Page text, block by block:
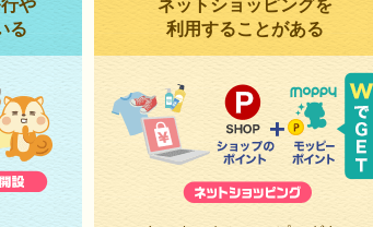
や
る
ネットショッピングを
利用することがある